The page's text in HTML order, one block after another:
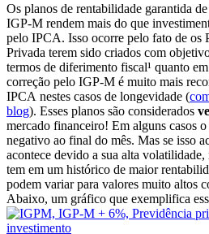
Os planos de rentabilidade garantida
IGP-M rendem mais do que
pelo IPCA. Isso ocorre pelo fato de os
Privada terem sido criados com
termos de diferimento fiscal¹ quanto
correção pelo IGP-M é muito mais
IPCA nestes casos de longevidade (
blog). Esses planos são considerados
mercado financeiro! Em alguns casos
negativo ao final do mês. Mas se isso
acontece devido a sua alta
tem em um histórico de maior
podem variar para valores muito altos
Abaixo, um gráfico que exemplifica